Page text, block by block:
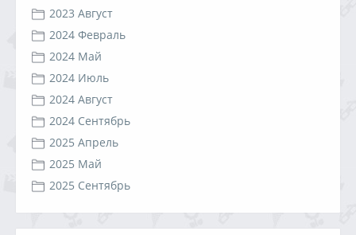
2023 Август
2024 Февраль
2024 Май
2024 Июль
2024 Август
2024 Сентябрь
2025 Апрель
2025 Май
2025 Сентябрь